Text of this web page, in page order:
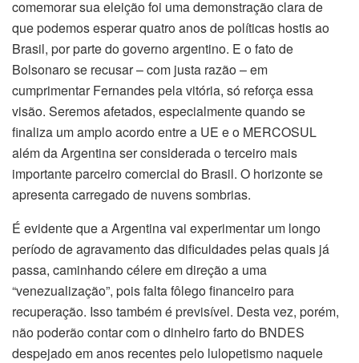
comemorar sua eleição foi uma demonstração clara de
que podemos esperar quatro anos de políticas hostis ao
Brasil, por parte do governo argentino. E o fato de
Bolsonaro se recusar – com justa razão – em
cumprimentar Fernandes pela vitória, só reforça essa
visão. Seremos afetados, especialmente quando se
finaliza um amplo acordo entre a UE e o MERCOSUL
além da Argentina ser considerada o terceiro mais
importante parceiro comercial do Brasil. O horizonte se
apresenta carregado de nuvens sombrias.
É evidente que a Argentina vai experimentar um longo
período de agravamento das dificuldades pelas quais já
passa, caminhando célere em direção a uma
“venezualização”, pois falta fôlego financeiro para
recuperação. Isso também é previsível. Desta vez, porém,
não poderão contar com o dinheiro farto do BNDES
despejado em anos recentes pelo lulopetismo naquele